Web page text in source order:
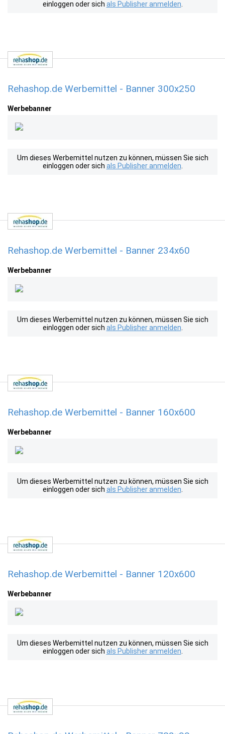
einloggen oder sich als Publisher anmelden
Rehashop.de Werbemittel - Banner 300x250
Werbebanner
Um dieses Werbemittel nutzen zu können, müssen Sie sich
einloggen oder sich als Publisher anmelden
Rehashop.de Werbemittel - Banner 234x60
Werbebanner
Um dieses Werbemittel nutzen zu können, müssen Sie sich
einloggen oder sich als Publisher anmelden
Rehashop.de Werbemittel - Banner 160x600
Werbebanner
Um dieses Werbemittel nutzen zu können, müssen Sie sich
einloggen oder sich als Publisher anmelden
Rehashop.de Werbemittel - Banner 120x600
Werbebanner
Um dieses Werbemittel nutzen zu können, müssen Sie sich
einloggen oder sich als Publisher anmelden